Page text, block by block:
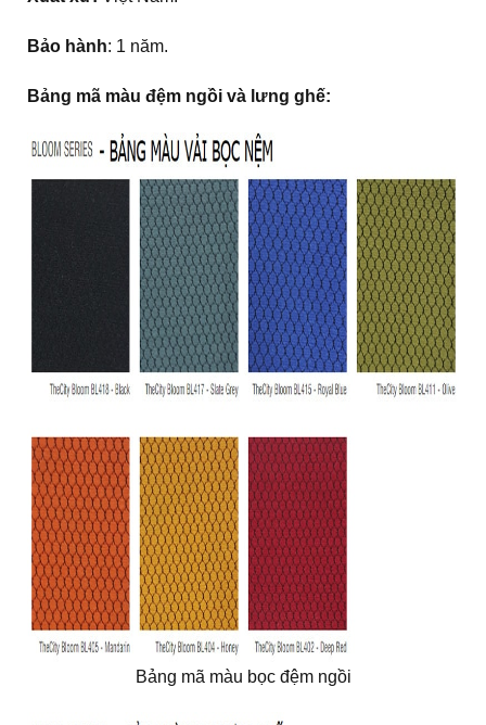
Bảo hành: 1 năm.
Bảng mã màu đệm ngồi và lưng ghế:
Bảng mã màu bọc đệm ngồi